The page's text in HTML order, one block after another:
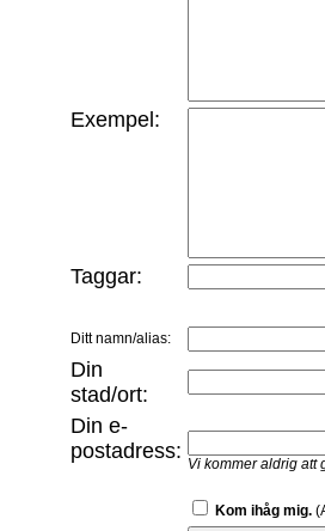
Exempel:
Taggar:
Ditt namn/alias:
Din
stad/ort:
Din e-
postadress:
Vi kommer aldrig att
Kom ihåg mig.